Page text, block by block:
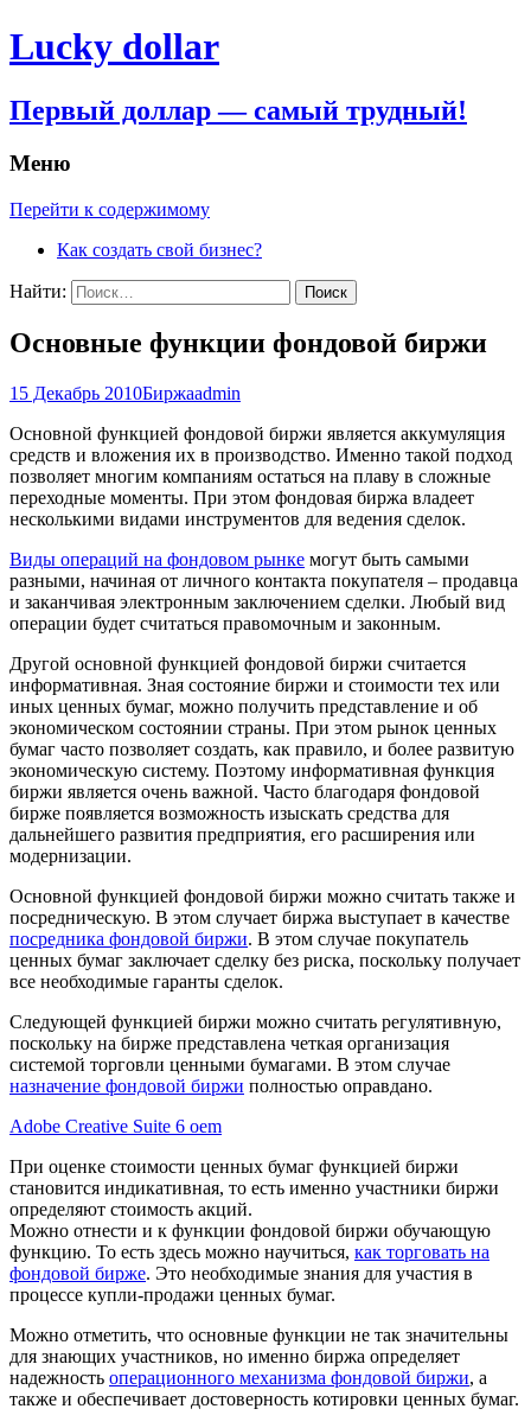
Lucky dollar
Первый доллар — самый трудный!
Меню
Перейти к содержимому
Как создать свой бизнес?
Найти:
Основные функции фондовой биржи
15 Декабрь 2010Биржаadmin
Основной функцией фондовой биржи является аккумуляция
средств и вложения их в производство. Именно такой подход
позволяет многим компаниям остаться на плаву в сложные
переходные моменты. При этом фондовая биржа владеет
несколькими видами инструментов для ведения сделок.
Виды операций на фондовом рынке могут быть самыми
разными, начиная от личного контакта покупателя – продавца
и заканчивая электронным заключением сделки. Любый вид
операции будет считаться правомочным и законным.
Другой основной функцией фондовой биржи считается
информативная. Зная состояние биржи и стоимости тех или
иных ценных бумаг, можно получить представление и об
экономическом состоянии страны. При этом рынок ценных
бумаг часто позволяет создать, как правило, и более развитую
экономическую систему. Поэтому информативная функция
биржи является очень важной. Часто благодаря фондовой
бирже появляется возможность изыскать средства для
дальнейшего развития предприятия, его расширения или
модернизации.
Основной функцией фондовой биржи можно считать также и
посредническую. В этом случает биржа выступает в качестве
посредника фондовой биржи. В этом случае покупатель
ценных бумаг заключает сделку без риска, поскольку получает
все необходимые гаранты сделок.
Следующей функцией биржи можно считать регулятивную,
поскольку на бирже представлена четкая организация
системой торговли ценными бумагами. В этом случае
назначение фондовой биржи полностью оправдано.
Adobe Creative Suite 6 oem
При оценке стоимости ценных бумаг функцией биржи
становится индикативная, то есть именно участники биржи
определяют стоимость акций.
Можно отнести и к функции фондовой биржи обучающую
функцию. То есть здесь можно научиться, как торговать на
фондовой бирже. Это необходимые знания для участия в
процессе купли-продажи ценных бумаг.
Можно отметить, что основные функции не так значительны
для знающих участников, но именно биржа определяет
надежность операционного механизма фондовой биржи, а
также и обеспечивает достоверность котировки ценных бумаг.